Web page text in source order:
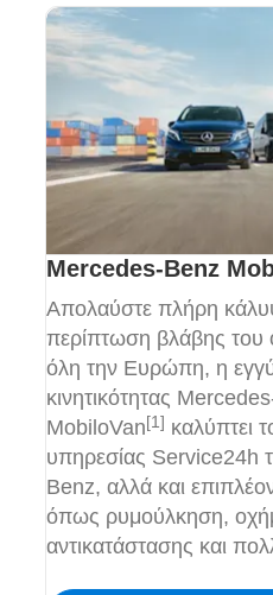
Mercedes-Benz
Απολαύστε πλήρη
περίπτωση βλάβης του
όλη την Ευρώπη, η
κινητικότητας
MobiloVan[1] καλύπτει
υπηρεσίας Service24h
Benz, αλλά και
όπως ρυμούλκηση,
αντικατάστασης και